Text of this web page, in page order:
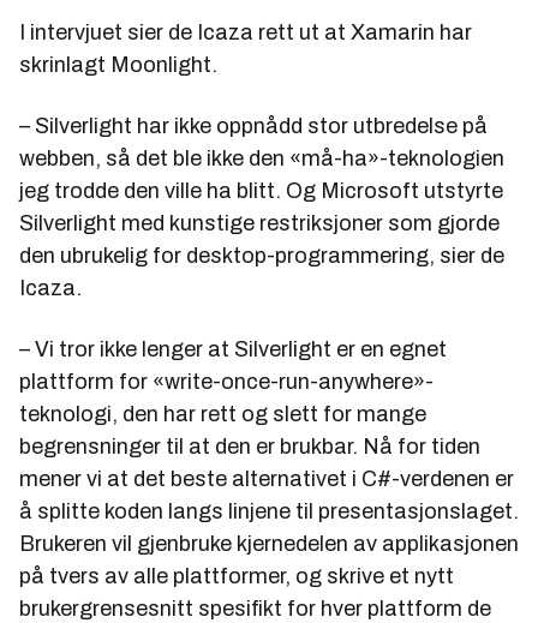
I intervjuet sier de Icaza rett ut at Xamarin har
skrinlagt Moonlight.
– Silverlight har ikke oppnådd stor utbredelse på
webben, så det ble ikke den «må-ha»-teknologien
jeg trodde den ville ha blitt. Og Microsoft utstyrte
Silverlight med kunstige restriksjoner som gjorde
den ubrukelig for desktop-programmering, sier de
Icaza.
– Vi tror ikke lenger at Silverlight er en egnet
plattform for «write-once-run-anywhere»-
teknologi, den har rett og slett for mange
begrensninger til at den er brukbar. Nå for tiden
mener vi at det beste alternativet i C#-verdenen er
å splitte koden langs linjene til presentasjonslaget.
Brukeren vil gjenbruke kjernedelen av applikasjonen
på tvers av alle plattformer, og skrive et nytt
brukergrensesnitt spesifikt for hver plattform de